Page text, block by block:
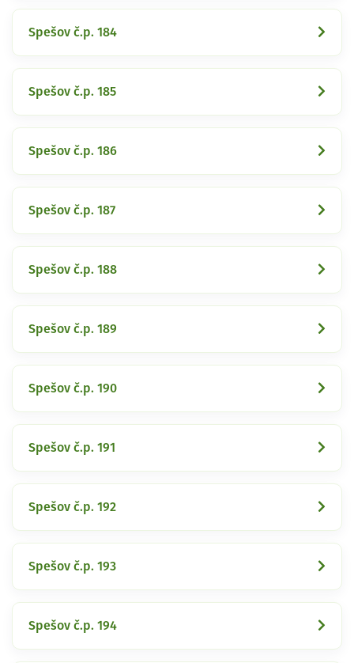
Spešov č.p. 184
Spešov č.p. 185
Spešov č.p. 186
Spešov č.p. 187
Spešov č.p. 188
Spešov č.p. 189
Spešov č.p. 190
Spešov č.p. 191
Spešov č.p. 192
Spešov č.p. 193
Spešov č.p. 194